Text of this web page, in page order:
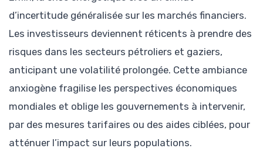
d’incertitude généralisée sur les marchés financiers.
Les investisseurs deviennent réticents à prendre des
risques dans les secteurs pétroliers et gaziers,
anticipant une volatilité prolongée. Cette ambiance
anxiogène fragilise les perspectives économiques
mondiales et oblige les gouvernements à intervenir,
par des mesures tarifaires ou des aides ciblées, pour
atténuer l’impact sur leurs populations.